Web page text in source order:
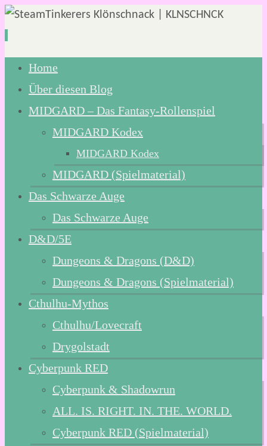
Zum
Inhalt
springen
Home
Über diesen Blog
MIDGARD – Das Fantasy-Rollenspiel
MIDGARD Kodex
MIDGARD Kodex
MIDGARD (Spielmaterial)
Das Schwarze Auge
Das Schwarze Auge
D&D/5E
Dungeons & Dragons (D&D)
Dungeons & Dragons (Spielmaterial)
Cthulhu-Mythos
Cthulhu/Lovecraft
Drygolstadt
Cyberpunk RED
Cyberpunk & Shadowrun
ALL. IS. RIGHT. IN. THE. WORLD.
Cyberpunk RED (Spielmaterial)